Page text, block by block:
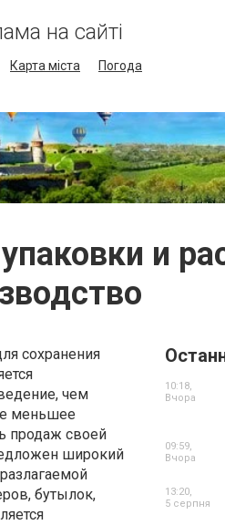
на сайті
Карта міста
Погода
и
сохранения
чем
меньшее
продаж своей
широкий
бутылок,
10:18,
Вчора
09:59,
Вчора
13:20,
5 серпня